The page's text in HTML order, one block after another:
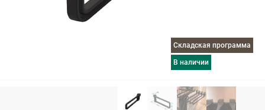
Складская программа
в наличии